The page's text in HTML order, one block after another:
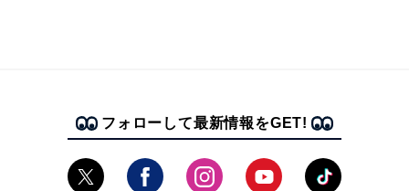
フォローして最新情報をGET!